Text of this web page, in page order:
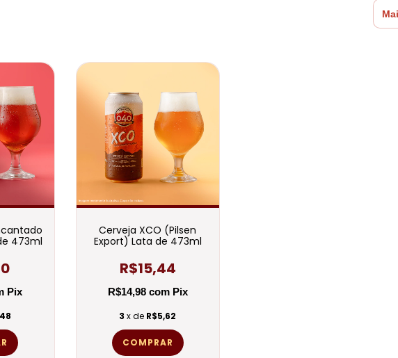
473ml
Pix
Cerveja XCO (Pilsen
Export) Lata de 473ml
R$15,44
R$14,98 com Pix
3 x de R$5,62